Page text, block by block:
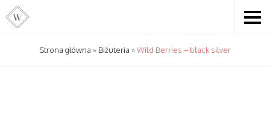
Strona główna » Biżuteria »Wild Berries – black silver